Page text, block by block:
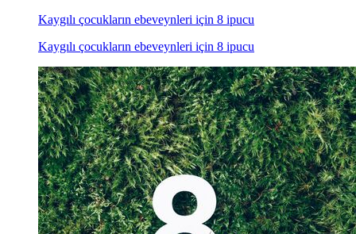
Kaygılı çocukların ebeveynleri için 8 ipucu
Kaygılı çocukların ebeveynleri için 8 ipucu